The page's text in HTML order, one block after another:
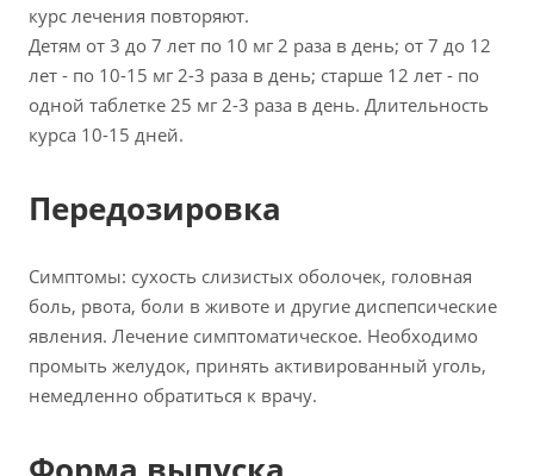
курс лечения повторяют.
Детям от 3 до 7 лет по 10 мг 2 раза в день; от 7 до 12
лет - по 10-15 мг 2-3 раза в день; старше 12 лет - по
одной таблетке 25 мг 2-3 раза в день. Длительность
курса 10-15 дней.
Передозировка
Симптомы: сухость слизистых оболочек, головная
боль, рвота, боли в животе и другие диспепсические
явления. Лечение симптоматическое. Необходимо
промыть желудок, принять активированный уголь,
немедленно обратиться к врачу.